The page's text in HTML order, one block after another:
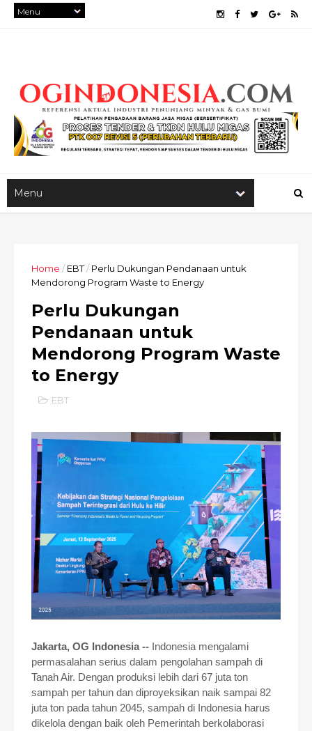
Home / EBT/ Perlu Dukungan Pendanaan untuk
Mendorong Program Waste to Energy
Perlu Dukungan
Pendanaan untuk
Mendorong Program Waste
to Energy
EBT
Jakarta, OG Indonesia -- Indonesia mengalami
permasalahan serius dalam pengolahan sampah di
Tanah Air. Dengan produksi lebih dari 67 juta ton
sampah per tahun dan diproyeksikan naik sampai 82
juta ton pada tahun 2045, sampah di Indonesia harus
dikelola dengan baik oleh Pemerintah berkolaborasi